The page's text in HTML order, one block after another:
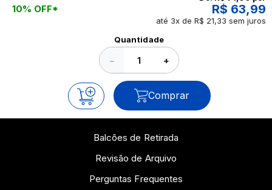
10% OFF* R$ 63,99
até 3x de R$ 21,33 sem juros
Quantidade
− +
Comprar
Balcões de Retirada
Revisão de Arquivo
Perguntas Frequentes